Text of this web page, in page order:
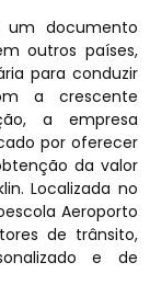
um documento
outros países,
para conduzir
a crescente
a empresa
por oferecer
da valor
Localizada no
Aeroporto
de trânsito,
e de